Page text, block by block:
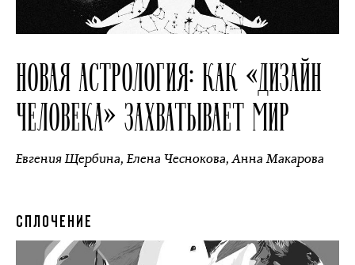
НОВАЯ АСТРОЛОГИЯ: КАК «ДИЗАЙН
ЧЕЛОВЕКА» ЗАХВАТЫВАЕТ МИР
Евгения Щербина,Елена Чеснокова,Анна Макарова
СПЛОЧЕНИЕ